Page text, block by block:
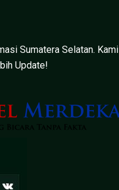
Sumatera Selatan. Kami
Update!